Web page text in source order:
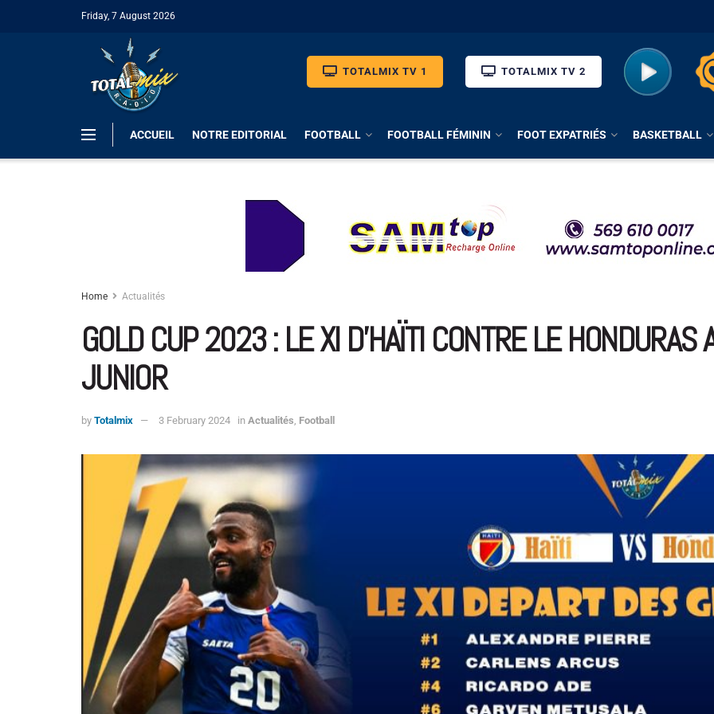
Friday, 7 August 2026
TOTALMIX TV 1 TOTALMIX TV 2
ACCUEIL NOTRE EDITORIAL FOOTBALL FOOTBALL FÉMININ FOOT EXPATRIÉS BASKETBALL
Home Actualités
GOLD CUP 2023 : LE XI D’HAÏTI CONTRE LE HONDURAS
JUNIOR
by Totalmix 3 February 2024 in Actualités Football